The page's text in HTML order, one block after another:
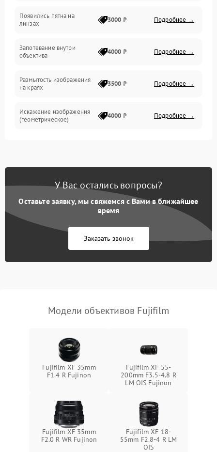
Появились пятна на
линзах
3000 ₽ Подробнее →
Запотевание внутри
объектива
4000 ₽ Подробнее →
Размытость изображения
на краях
3500 ₽ Подробнее →
Искажение изображения
(геометрическое)
4000 ₽ Подробнее →
при всех фокусных
4500 ₽ Подробнее →
У Вас остались вопросы?
Оставьте заявку, мы свяжемся с Вами в ближайшее
время
Заказать звонок
Модели объективов Fujifilm
Fujifilm XF 35mm
F1.4 R Fujinon
Fujifilm XF 55-
200mm F3.5-4.8 R
LM OIS Fujinon
Fujifilm XF 35mm
F2.0 R WR Fujinon
Fujifilm XF 18-
55mm F2.8-4 R LM
OIS